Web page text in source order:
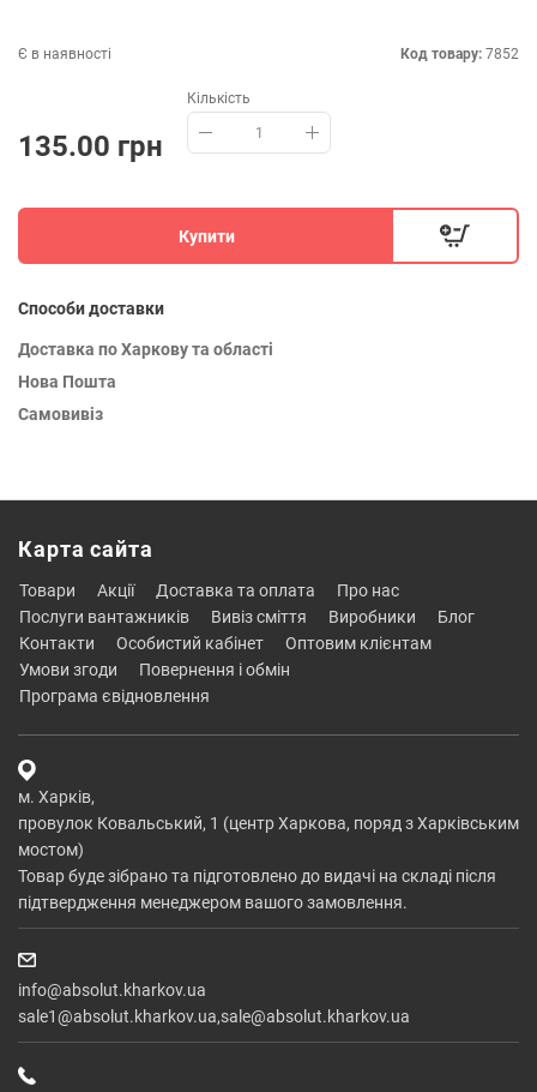
Є в наявності Код товару: 7852
135.00 грн
Кількість
Купити
Способи доставки
Доставка по Харкову та області
Нова Пошта
Самовивіз
Карта сайта
товари акції доставка та оплата
про нас
послуги вантажників
вивіз сміття виробники
блог
контакти
особистий кабінет
оптовим клієнтам
умови згоди
повернення і обмін
програма євідновлення
м. Харків,
провулок Ковальський, 1 (центр Харкова, поряд з Харківським
мостом)
Товар буде зібрано та підготовлено до видачі на складі після
підтвердження менеджером вашого замовлення.
info@absolut.kharkov.ua
sale1@absolut.kharkov.ua,sale@absolut.kharkov.ua